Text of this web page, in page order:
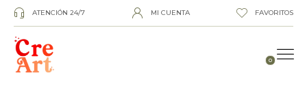
ATENCIÓN 24/7 MI CUENTA FAVORITOS
0